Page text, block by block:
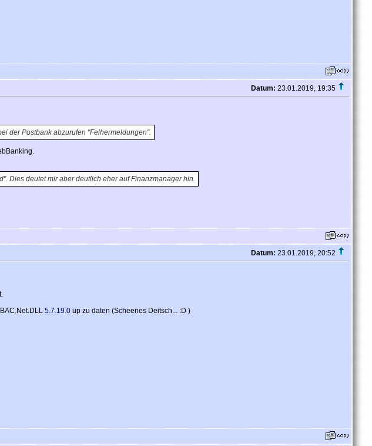
Datum: 23.01.2019, 19:35
der Postbank abzurufen "Felhermeldungen".
Dies deutet mir aber deutlich eher auf Finanzmanager hin.
Datum: 23.01.2019, 20:52
5.7.19.0 up zu daten (Scheenes Deitsch... :D )